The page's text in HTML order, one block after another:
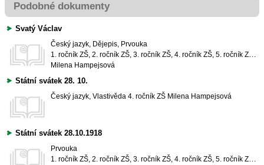
Podobné dokumenty
Svatý Václav
Český jazyk, Dějepis, Prvouka
1. ročník ZŠ, 2. ročník ZŠ, 3. ročník ZŠ, 4. ročník ZŠ, 5. ročník ZŠ, 6. ročník ZŠ, 7. ročník ZŠ, 8. ročník ZŠ, 9. ročník ZŠ
Milena Hampejsová
Státní svátek 28. 10.
Český jazyk, Vlastivěda 4. ročník ZŠ Milena Hampejsová
Státní svátek 28.10.1918
Prvouka
1. ročník ZŠ, 2. ročník ZŠ, 3. ročník ZŠ, 4. ročník ZŠ, 5. ročník ZŠ, 6. ročník ZŠ